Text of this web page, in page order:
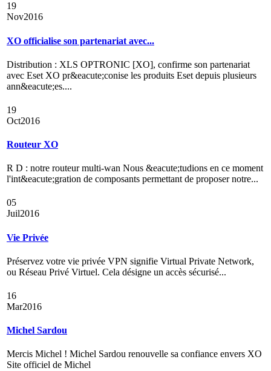
19
Nov2016
XO officialise son partenariat avec...
Distribution : XLS OPTRONIC [XO], confirme son partenariat
avec Eset XO pr&eacute;conise les produits Eset depuis plusieurs
ann&eacute;es....
19
Oct2016
Routeur XO
R D : notre routeur multi-wan Nous &eacute;tudions en ce moment
l'int&eacute;gration de composants permettant de proposer notre...
05
Juil2016
Vie Privée
Préservez votre vie privée VPN signifie Virtual Private Network,
ou Réseau Privé Virtuel. Cela désigne un accès sécurisé...
16
Mar2016
Michel Sardou
Mercis Michel ! Michel Sardou renouvelle sa confiance envers XO
Site officiel de Michel